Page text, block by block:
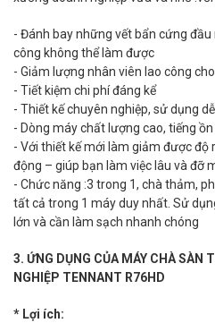
- Đánh bay những vết bẩn cứng
công không thể làm được
- Giảm lượng nhân viên lao công
- Tiết kiệm chi phí đáng kể
- Thiết kế chuyên nghiệp, sử dụng
- Dòng máy chất lượng cao, tiếng
- Với thiết kế mới làm giảm được độ
động – giúp bạn làm việc lâu và đỡ
- Chức năng :3 trong 1, chà thảm,
tất cả trong 1 máy duy nhất. Sử
lớn và cần làm sạch nhanh chóng
3. ỨNG DỤNG CỦA MÁY CHÀ SÀN
NGHIỆP TENNANT R76HD
* Lợi ích: